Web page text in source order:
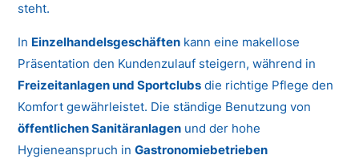
steht.
In Einzelhandelsgeschäften kann eine makellose
Präsentation den Kundenzulauf steigern, während in
Freizeitanlagen und Sportclubs die richtige Pflege den
Komfort gewährleistet. Die ständige Benutzung von
öffentlichen Sanitäranlagen und der hohe
Hygieneanspruch inGastronomiebetrieben